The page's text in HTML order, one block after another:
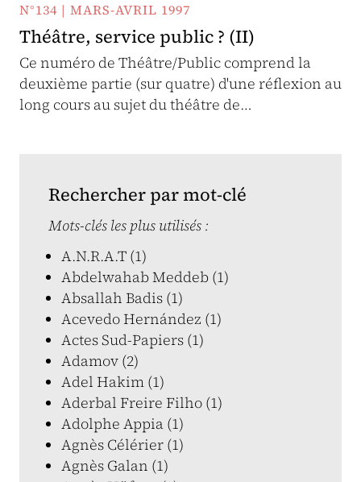
N°134 | MARS-AVRIL 1997
Théâtre, service public ? (II)
Ce numéro de Théâtre/Public comprend la
deuxième partie (sur quatre) d'une réflexion au
long cours au sujet du théâtre de…
Rechercher par mot-clé
Mots-clés les plus utilisés :
A.N.R.A.T (1)
Abdelwahab Meddeb (1)
Absallah Badis (1)
Acevedo Hernández (1)
Actes Sud-Papiers (1)
Adamov (2)
Adel Hakim (1)
Aderbal Freire Filho (1)
Adolphe Appia (1)
Agnès Célérier (1)
Agnès Galan (1)